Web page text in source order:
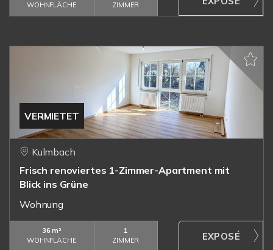
WOHNFLÄCHE
ZIMMER
VERMIETET
Kulmbach
Frisch renoviertes 1-Zimmer-Apartment mit
Blick ins Grüne
Wohnung
36 m²
WOHNFLÄCHE
1
ZIMMER